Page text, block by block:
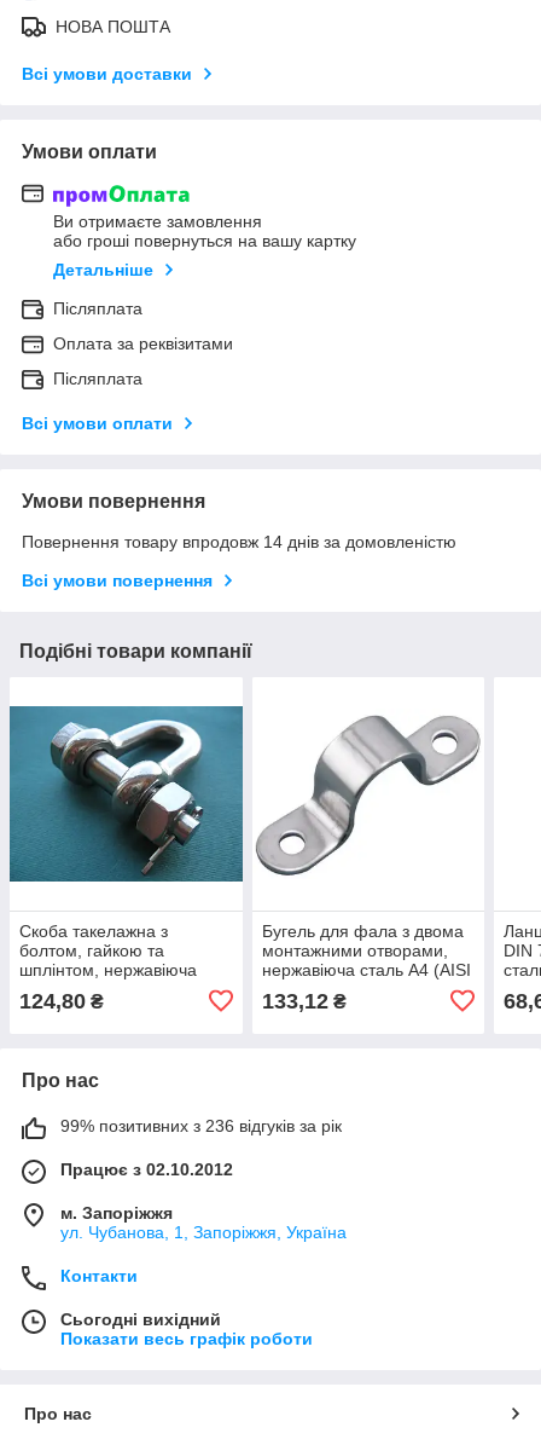
НОВА ПОШТА
Всі умови доставки
Умови оплати
Ви отримаєте замовлення
або гроші повернуться на вашу картку
Детальніше
Післяплата
Оплата за реквізитами
Післяплата
Всі умови оплати
Умови повернення
Повернення товару впродовж 14 днів за домовленістю
Всі умови повернення
Подібні товари компанії
Скоба такелажна з
болтом, гайкою та
шплінтом, нержавіюча
124,80 ₴
Бугель для фала з двома
монтажними отворами,
нержавіюча сталь А4 (AISI
133,12₴
DIN
Про нас
99% позитивних з 236 відгуків за рік
Працює з 02.10.2012
м. Запоріжжя
ул. Чубанова, 1, Запоріжжя, Україна
Контакти
Сьогодні вихідний
Показати весь графік роботи
Про нас